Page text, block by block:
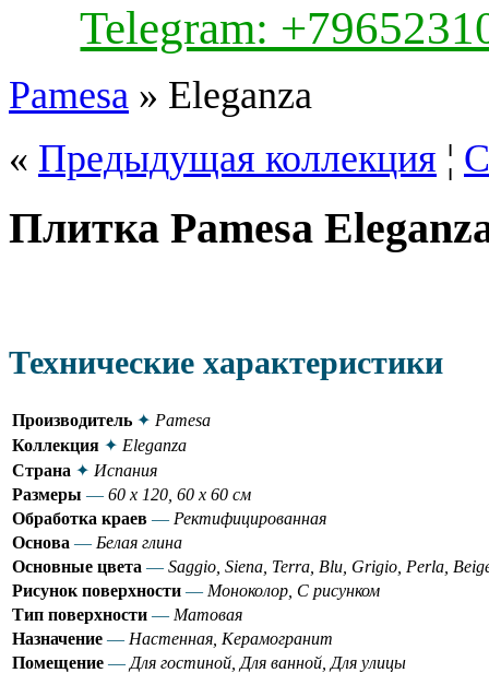
Telegram:
Pamesa » Eleganza
« Предыдущая коллекция ¦
Плитка Pamesa
Технические характеристики
Производитель ✦ Pamesa
Коллекция ✦ Eleganza
Страна ✦ Испания
Размеры — 60 x 120, 60 x 60 см
Обработка краев — Ректифицированная
Основа — Белая глина
Основные цвета — Saggio, Siena, Terra, Blu, Grigio, Perla,
Рисунок поверхности — Моноколор, С рисунком
Тип поверхности — Матовая
Назначение — Настенная, Керамогранит
Помещение — Для гостиной, Для ванной, Для улицы